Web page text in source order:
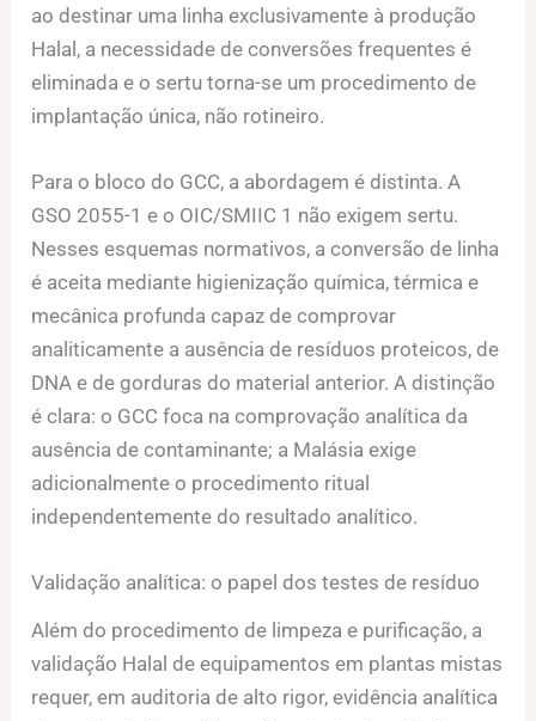
ao destinar uma linha exclusivamente à produção
Halal, a necessidade de conversões frequentes é
eliminada e o sertu torna-se um procedimento de
implantação única, não rotineiro.
Para o bloco do GCC, a abordagem é distinta. A
GSO 2055-1 e o OIC/SMIIC 1 não exigem sertu.
Nesses esquemas normativos, a conversão de linha
é aceita mediante higienização química, térmica e
mecânica profunda capaz de comprovar
analiticamente a ausência de resíduos proteicos, de
DNA e de gorduras do material anterior. A distinção
é clara: o GCC foca na comprovação analítica da
ausência de contaminante; a Malásia exige
adicionalmente o procedimento ritual
independentemente do resultado analítico.
Validação analítica: o papel dos testes de resíduo
Além do procedimento de limpeza e purificação, a
validação Halal de equipamentos em plantas mistas
requer, em auditoria de alto rigor, evidência analítica